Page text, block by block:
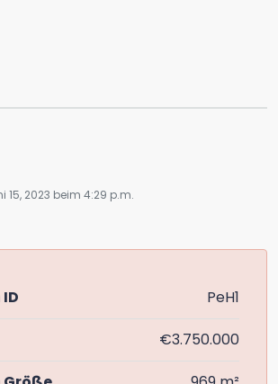
2023 beim 4:29 p.m.
PeH1
€3.750.000